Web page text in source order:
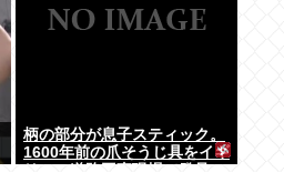
柄の部分が息子スティック。
1600年前の爪そうじ具をイギ